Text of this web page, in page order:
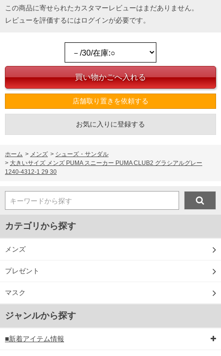
DETAIL
この商品に寄せられたカスタマーレビューはまだありません。
レビューを評価するにはログインが必要です。
店舗取り置きを依頼する
お気に入りに登録する
ホーム > メンズ > シューズ・サンダル
> 大きいサイズ メンズ PUMA スニーカー PUMA CLUB2 グラシアルグレー
1240-4312-1 29 30
キーワードから探す
カテゴリから探す
メンズ
プレゼント
マスク
ジャンルから探す
■新着アイテム情報